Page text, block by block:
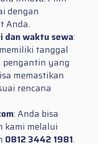
dengan
Anda.
dan waktu sewa:
tanggal
pengantin yang
memastikan
rencana
: Anda bisa
kami melalui
0812 3442 1981.